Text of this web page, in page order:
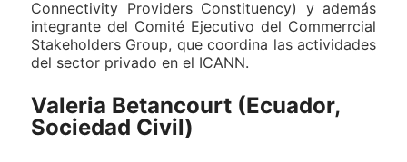
Connectivity Providers Constituency) y además
integrante del Comité Ejecutivo del Commerrcial
Stakeholders Group, que coordina las actividades
del sector privado en el ICANN.
Valeria Betancourt (Ecuador,
Sociedad Civil)